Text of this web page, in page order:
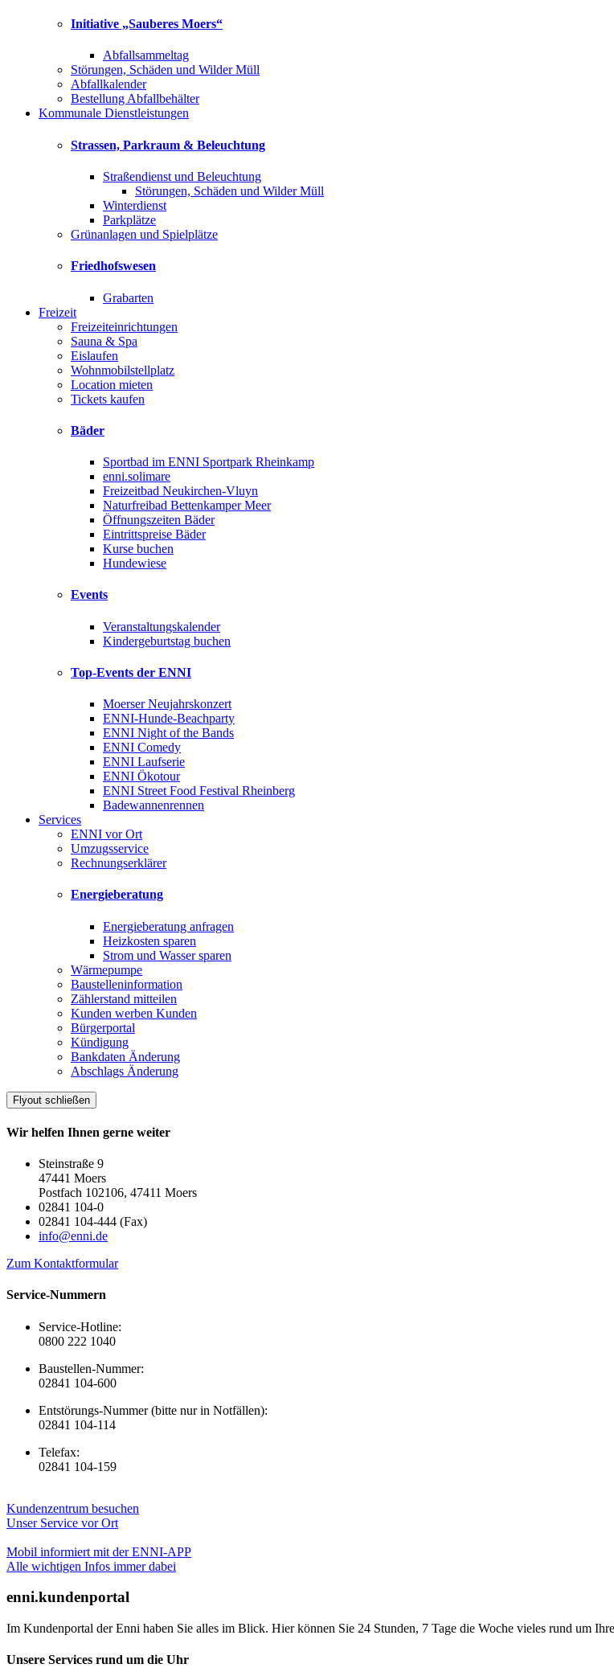
Initiative „Sauberes Moers“
Abfallsammeltag
Störungen, Schäden und Wilder Müll
Abfallkalender
Bestellung Abfallbehälter
Kommunale Dienstleistungen
Strassen, Parkraum & Beleuchtung
Straßendienst und Beleuchtung
Störungen, Schäden und Wilder Müll
Winterdienst
Parkplätze
Grünanlagen und Spielplätze
Friedhofswesen
Grabarten
Freizeit
Freizeiteinrichtungen
Sauna & Spa
Eislaufen
Wohnmobilstellplatz
Location mieten
Tickets kaufen
Bäder
Sportbad im ENNI Sportpark Rheinkamp
enni.solimare
Freizeitbad Neukirchen-Vluyn
Naturfreibad Bettenkamper Meer
Öffnungszeiten Bäder
Eintrittspreise Bäder
Kurse buchen
Hundewiese
Events
Veranstaltungskalender
Kindergeburtstag buchen
Top-Events der ENNI
Moerser Neujahrskonzert
ENNI-Hunde-Beachparty
ENNI Night of the Bands
ENNI Comedy
ENNI Laufserie
ENNI Ökotour
ENNI Street Food Festival Rheinberg
Badewannenrennen
Services
ENNI vor Ort
Umzugsservice
Rechnungserklärer
Energieberatung
Energieberatung anfragen
Heizkosten sparen
Strom und Wasser sparen
Wärmepumpe
Baustelleninformation
Zählerstand mitteilen
Kunden werben Kunden
Bürgerportal
Kündigung
Bankdaten Änderung
Abschlags Änderung
Flyout schließen
Wir helfen Ihnen gerne weiter
Steinstraße 9
47441 Moers
Postfach 102106, 47411 Moers
02841 104-0
02841 104-444 (Fax)
info@enni.de
Zum Kontaktformular
Service-Nummern
Service-Hotline:
0800 222 1040
Baustellen-Nummer:
02841 104-600
Entstörungs-Nummer (bitte nur in Notfällen):
02841 104-114
Telefax:
02841 104-159
Kundenzentrum besuchen
Unser Service vor Ort
Mobil informiert mit der ENNI-APP
Alle wichtigen Infos immer dabei
enni.kundenportal
Im Kundenportal der Enni haben Sie alles im Blick. Hier können Sie 24 Stunden, 7 Tage die Woche vieles rund um
Unsere Services rund um die Uhr